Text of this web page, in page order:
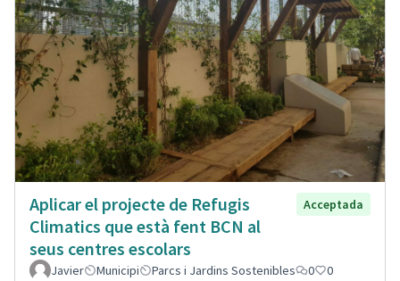
Aplicar el projecte de Refugis
Climatics que està fent BCN al
seus centres escolars
Acceptada
Javier Municipi Parcs i Jardins Sostenibles 0 0